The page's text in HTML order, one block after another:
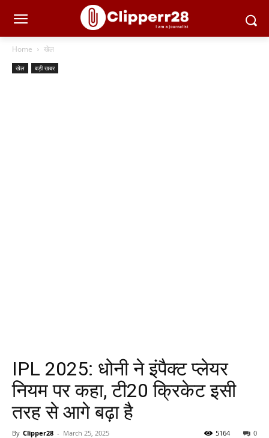
Home खेल
खेल बड़ी खबर
IPL 2025: धोनी ने इंपैक्ट प्लेयर
नियम पर कहा, टी20 क्रिकेट इसी
तरह से आगे बढ़ा है
By Clipper28 - March 25, 2025 0
5164